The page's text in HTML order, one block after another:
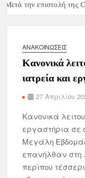
την επιστολή της
ΑΝΑΚΟΙΝΏΣΕΙΣ
Κανονικά
ιατρεία και
27 Απριλίου
Κανονικά
εργαστήρια σε
Μεγάλη
επανήλθαν στη
περίπου